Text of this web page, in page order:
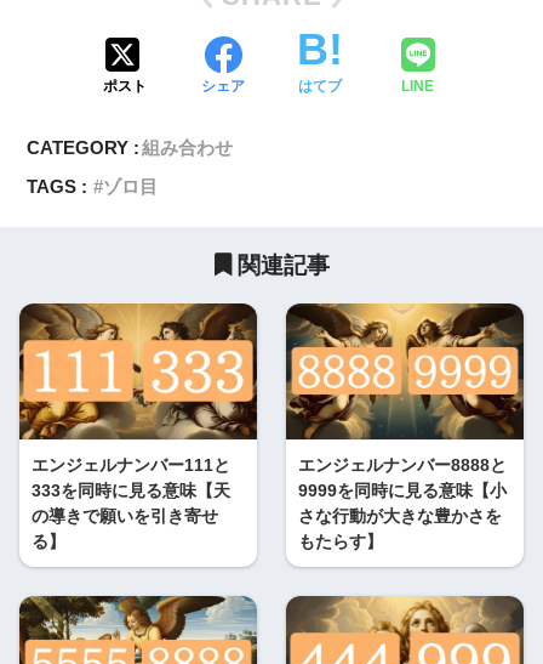
ポスト シェア はてブ LINE
CATEGORY :組み合わせ
TAGS :
ゾロ目
関連記事
エンジェルナンバー111と
333を同時に見る意味【天
の導きで願いを引き寄せ
る】
エンジェルナンバー8888と
9999を同時に見る意味【小
さな行動が大きな豊かさを
もたらす】